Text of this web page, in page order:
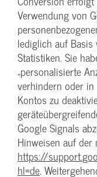
Verwendung von
lediglich auf
Statistiken. Sie
„personalisierte
verhindern oder
Kontos zu
Google Signals
Hinweisen auf der
https://
hl=de.